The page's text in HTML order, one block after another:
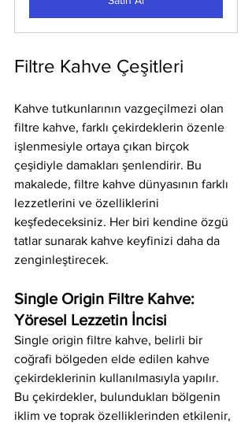
Filtre Kahve Çeşitleri
Kahve tutkunlarının vazgeçilmezi olan
filtre kahve, farklı çekirdeklerin özenle
işlenmesiyle ortaya çıkan birçok
çeşidiyle damakları şenlendirir. Bu
makalede, filtre kahve dünyasının farklı
lezzetlerini ve özelliklerini
keşfedeceksiniz. Her biri kendine özgü
tatlar sunarak kahve keyfinizi daha da
zenginleştirecek.
Single Origin Filtre Kahve:
Yöresel Lezzetin İncisi
Single origin filtre kahve, belirli bir
coğrafi bölgeden elde edilen kahve
çekirdeklerinin kullanılmasıyla yapılır.
Bu çekirdekler, bulundukları bölgenin
iklim ve toprak özelliklerinden etkilenir,